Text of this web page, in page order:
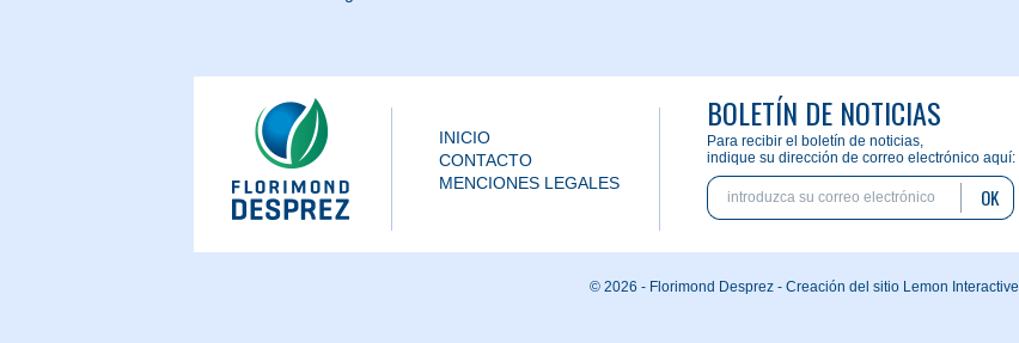
INICIO
CONTACTO
MENCIONES LEGALES
BOLETÍN DE NOTICIAS
Para recibir el boletín de noticias,
indique su dirección de correo electrónico aquí:
OK
© 2026 - Florimond Desprez - Creación del sitio Lemon Interactive